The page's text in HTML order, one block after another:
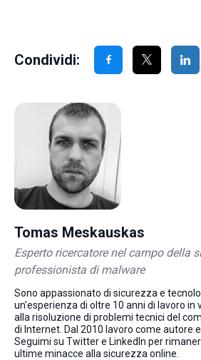
Condividi:
Tomas Meskauskas
Esperto ricercatore nel campo della
professionista di malware
Sono appassionato di sicurezza e
un'esperienza di oltre 10 anni di lavoro in
alla risoluzione di problemi tecnici del
di Internet. Dal 2010 lavoro come autore
Seguimi su Twitter e LinkedIn per
ultime minacce alla sicurezza online.